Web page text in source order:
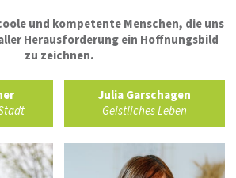
und kompetente Menschen, die uns
Herausforderung ein Hoffnungsbild
zu zeichnen.
Julia Garschagen
Geistliches Leben